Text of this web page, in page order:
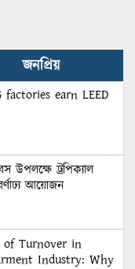
জনপ্রিয়
earn LEED
উপলক্ষে ট্রপিক্যাল
আয়োজন
of Turnover in
Industry: Why